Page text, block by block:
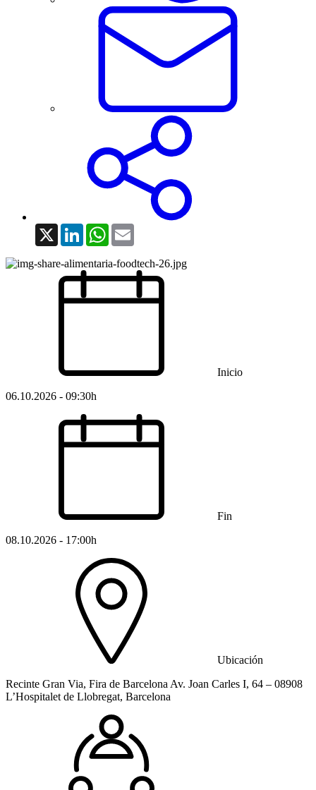
X LinkedInWhatsApp
Inicio
06.10.2026 - 09:30h
Fin
08.10.2026 - 17:00h
Ubicación
Recinte Gran Via, Fira de Barcelona Av. Joan Carles I, 64 – 08908
L’Hospitalet de Llobregat, Barcelona